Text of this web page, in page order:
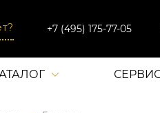
+7 (495) 175-77-05
СЕРВИС